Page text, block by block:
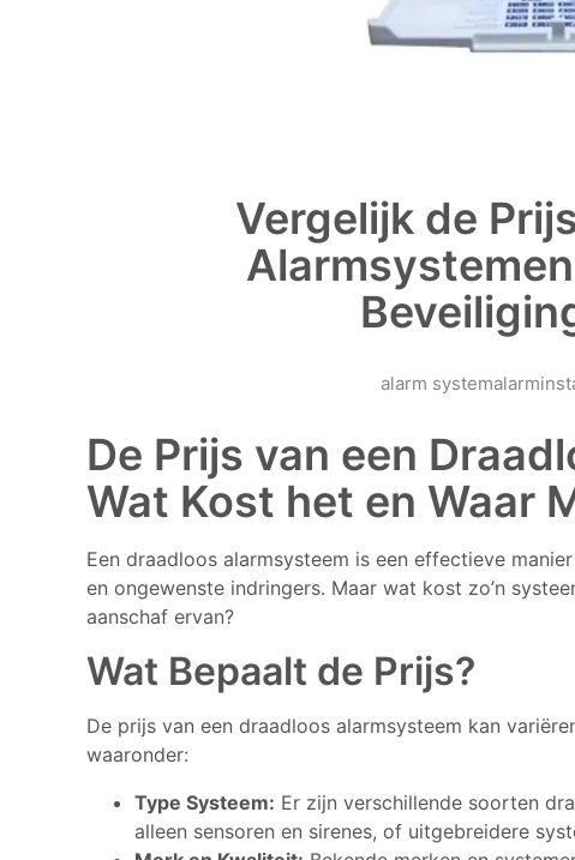
Vergelijk de
alarm system
De Prijs van een
Wat Kost het en Waar
Een draadloos alarmsysteem is een effectieve
en ongewenste indringers. Maar wat kost zo’n
aanschaf ervan?
Wat Bepaalt de Prijs?
De prijs van een draadloos alarmsysteem kan
waaronder:
Type Systeem: Er zijn verschillende soorten
alleen sensoren en sirenes, of uitgebreidere